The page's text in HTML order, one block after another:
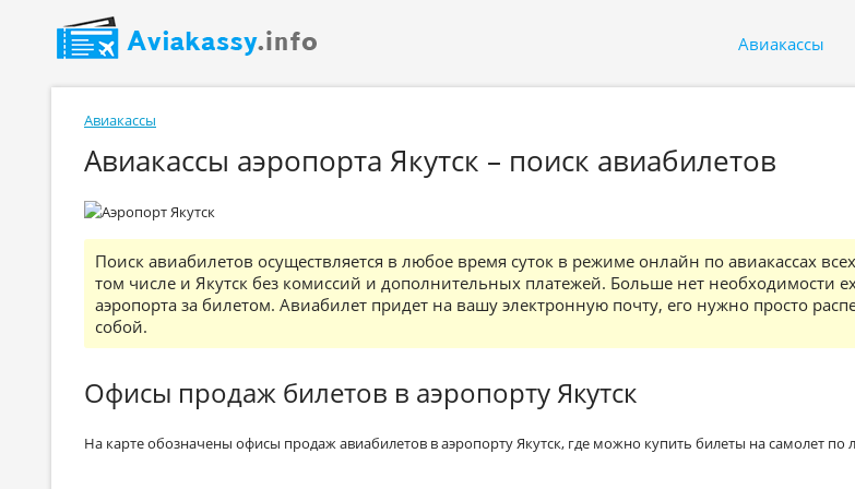
Авиакассы
Авиакассы
Авиакассы аэропорта Якутск – поиск авиабилетов
Поиск авиабилетов осуществляется в любое время суток в режиме онлайн по авиакассах
том числе и Якутск без комиссий и дополнительных платежей. Больше нет необходимости
аэропорта за билетом. Авиабилет придет на вашу электронную почту, его нужно просто
собой.
Офисы продаж билетов в аэропорту Якутск
На карте обозначены офисы продаж авиабилетов в аэропорту Якутск, где можно купить билеты на самолет